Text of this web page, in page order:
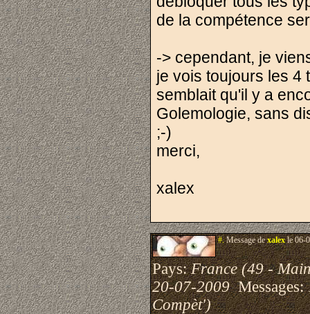
de la compétence
-> cependant, je
je vois toujours les 4
semblait qu'il y a
Golemologie, sans
;-)
merci,
xalex
#.Message dexalexle 06-
Pays:France (49 -
20-07-2009Messages:
Compèt')